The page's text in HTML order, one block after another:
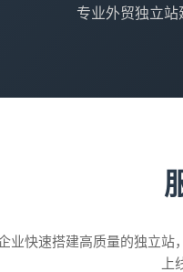
专业外贸独立
快速搭建高质量的独立
上